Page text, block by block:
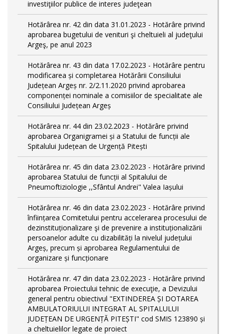
investiţiilor publice de interes judeţean
Hotărârea nr. 42 din data 31.01.2023 - Hotărâre privind
aprobarea bugetului de venituri şi cheltuieli al judeţului
Argeş, pe anul 2023
Hotărârea nr. 43 din data 17.02.2023 - Hotărâre pentru
modificarea și completarea Hotărârii Consiliului
Județean Argeș nr. 2/2.11.2020 privind aprobarea
componenței nominale a comisiilor de specialitate ale
Consiliului Județean Argeș
Hotărârea nr. 44 din 23.02.2023 - Hotărâre privind
aprobarea Organigramei și a Statului de funcții ale
Spitalului Județean de Urgență Pitești
Hotărârea nr. 45 din data 23.02.2023 - Hotărâre privind
aprobarea Statului de funcții al Spitalului de
Pneumoftiziologie ,,Sfântul Andrei" Valea Iașului
Hotărârea nr. 46 din data 23.02.2023 - Hotărâre privind
înființarea Comitetului pentru accelerarea procesului de
dezinstituționalizare şi de prevenire a instituționalizării
persoanelor adulte cu dizabilități la nivelul județului
Argeș, precum și aprobarea Regulamentului de
organizare și funcționare
Hotărârea nr. 47 din data 23.02.2023 - Hotărâre privind
aprobarea Proiectului tehnic de execuţie, a Devizului
general pentru obiectivul "EXTINDEREA ȘI DOTAREA
AMBULATORIULUI INTEGRAT AL SPITALULUI
JUDEȚEAN DE URGENȚĂ PITEȘTI" cod SMIS 123890 și
a cheltuielilor legate de proiect